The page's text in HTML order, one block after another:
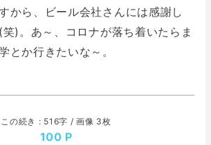
から、ビール会社さんには感謝し
)。あ～、コロナが落ち着いたらま
とか行きたいな～。
この続き : 516字 / 画像 3枚
100